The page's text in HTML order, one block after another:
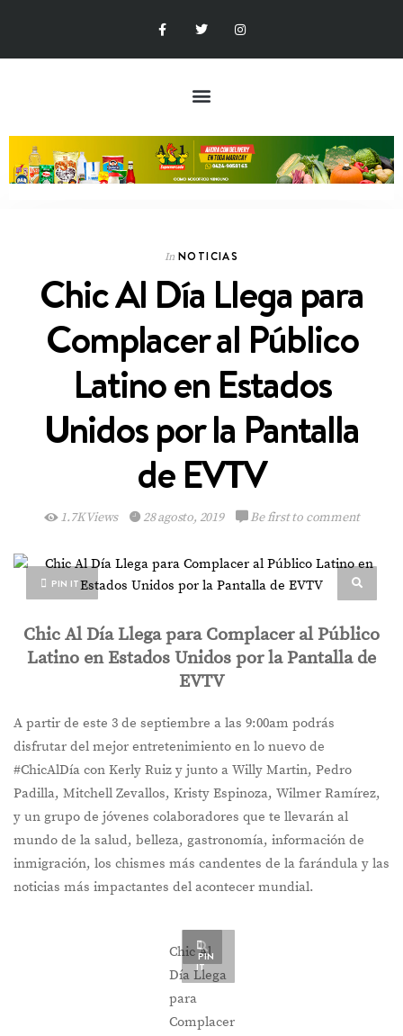
In NOTICIAS
Chic Al Día Llega para
Complacer al Público
Latino en Estados
Unidos por la Pantalla
de EVTV
1.7K Views 28 agosto, 2019 Be first to comment
PIN IT
Chic Al Día Llega para Complacer al Público
Latino en Estados Unidos por la Pantalla de
EVTV
A partir de este 3 de septiembre a las 9:00am podrás
disfrutar del mejor entretenimiento en lo nuevo de
#ChicAlDía con Kerly Ruiz y junto a Willy Martin, Pedro
Padilla, Mitchell Zevallos, Kristy Espinoza, Wilmer Ramírez,
y un grupo de jóvenes colaboradores que te llevarán al
mundo de la salud, belleza, gastronomía, información de
inmigración, los chismes más candentes de la farándula y las
noticias más impactantes del acontecer mundial.
PIN
IT
Chic Al
Día Llega
para
Complacer